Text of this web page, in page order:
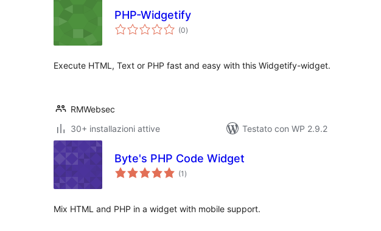
PHP-Widgetify
(0valutazioni
totali
)
Execute HTML, Text or PHP fast and easy with this Widgetify-widget.
RMWebsec
30+ installazioni attive
Testato con WP 2.9.2
Byte's PHP Code Widget
(1 valutazioni
totali
)
Mix HTML and PHP in a widget with mobile support.